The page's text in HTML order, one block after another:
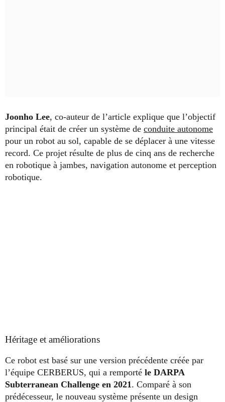
Joonho Lee, co-auteur de l’article explique que l’objectif
principal était de créer un système de conduite autonome
pour un robot au sol, capable de se déplacer à une vitesse
record. Ce projet résulte de plus de cinq ans de recherche
en robotique à jambes, navigation autonome et perception
robotique.
Héritage et améliorations
Ce robot est basé sur une version précédente créée par
l’équipe CERBERUS, qui a remporté le DARPA
Subterranean Challenge en 2021 . Comparé à son
prédécesseur, le nouveau système présente un design